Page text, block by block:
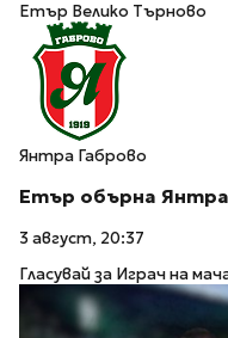
Етър Велико Търново
Янтра Габрово
Етър обърна Янтра
3 август, 20:37
Гласувай за Играч на